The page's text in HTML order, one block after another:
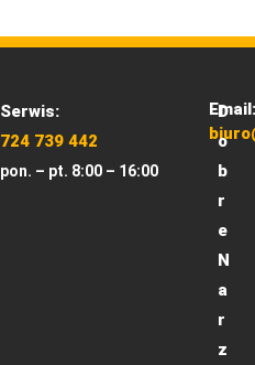
Serwis:
724 739 442
pon. – pt. 8:00 – 16:00
Email:
D
o
b
r
e
N
a
r
z